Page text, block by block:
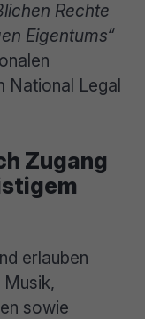
Rechte
Eigentums“
National Legal
Zugang
erlauben
Musik,
sowie